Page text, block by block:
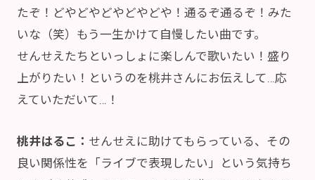
たぞ！どやどやどやどやどや！通るぞ通るぞ！みた
いな（笑）もう一生かけて自慢したい曲です。
せんせえたちといっしょに楽しんで歌いたい！盛り
上がりたい！というのを桃井さんにお伝えして…応
えていただいて…！
桃井はるこ： せんせえに助けてもらっている、その
良い関係性を「ライブで表現したい」という気持ち